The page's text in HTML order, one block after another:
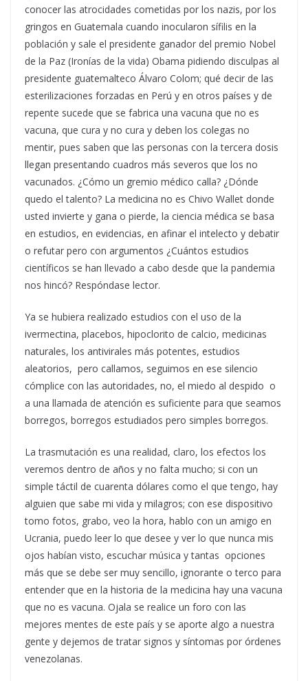
conocer las atrocidades cometidas por los nazis, por los
gringos en Guatemala cuando inocularon sífilis en la
población y sale el presidente ganador del premio Nobel
de la Paz (Ironías de la vida) Obama pidiendo disculpas al
presidente guatemalteco Álvaro Colom; qué decir de las
esterilizaciones forzadas en Perú y en otros países y de
repente sucede que se fabrica una vacuna que no es
vacuna, que cura y no cura y deben los colegas no
mentir, pues saben que las personas con la tercera dosis
llegan presentando cuadros más severos que los no
vacunados. ¿Cómo un gremio médico calla? ¿Dónde
quedo el talento? La medicina no es Chivo Wallet donde
usted invierte y gana o pierde, la ciencia médica se basa
en estudios, en evidencias, en afinar el intelecto y debatir
o refutar pero con argumentos ¿Cuántos estudios
científicos se han llevado a cabo desde que la pandemia
nos hincó? Respóndase lector.
Ya se hubiera realizado estudios con el uso de la
ivermectina, placebos, hipoclorito de calcio, medicinas
naturales, los antivirales más potentes, estudios
aleatorios, pero callamos, seguimos en ese silencio
cómplice con las autoridades, no, el miedo al despido o
a una llamada de atención es suficiente para que seamos
borregos, borregos estudiados pero simples borregos.
La trasmutación es una realidad, claro, los efectos los
veremos dentro de años y no falta mucho; si con un
simple táctil de cuarenta dólares como el que tengo, hay
alguien que sabe mi vida y milagros; con ese dispositivo
tomo fotos, grabo, veo la hora, hablo con un amigo en
Ucrania, puedo leer lo que desee y ver lo que nunca mis
ojos habían visto, escuchar música y tantas opciones
más que se debe ser muy sencillo, ignorante o terco para
entender que en la historia de la medicina hay una vacuna
que no es vacuna. Ojala se realice un foro con las
mejores mentes de este país y se aporte algo a nuestra
gente y dejemos de tratar signos y síntomas por órdenes
venezolanas.